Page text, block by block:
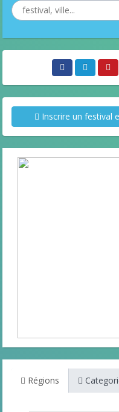
Inscrire un festival
Régions